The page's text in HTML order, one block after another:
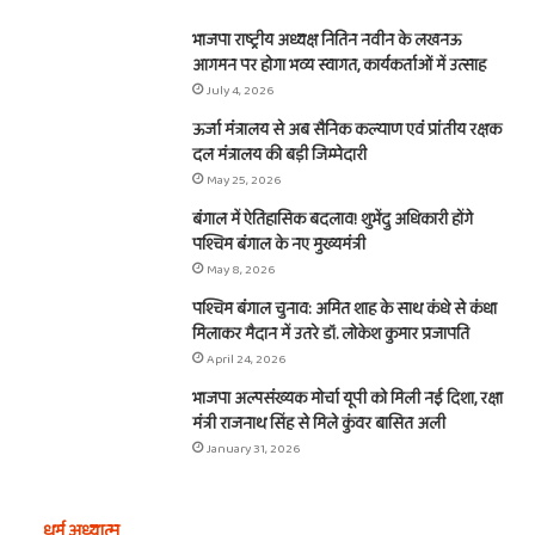
भाजपा राष्ट्रीय अध्यक्ष नितिन नवीन के लखनऊ
आगमन पर होगा भव्य स्वागत, कार्यकर्ताओं में उत्साह
July 4, 2026
ऊर्जा मंत्रालय से अब सैनिक कल्याण एवं प्रांतीय रक्षक
दल मंत्रालय की बड़ी जिम्मेदारी
May 25, 2026
बंगाल में ऐतिहासिक बदलाव! शुभेंदु अधिकारी होंगे
पश्चिम बंगाल के नए मुख्यमंत्री
May 8, 2026
पश्चिम बंगाल चुनाव: अमित शाह के साथ कंधे से कंधा
मिलाकर मैदान में उतरे डॉ. लोकेश कुमार प्रजापति
April 24, 2026
भाजपा अल्पसंख्यक मोर्चा यूपी को मिली नई दिशा, रक्षा
मंत्री राजनाथ सिंह से मिले कुंवर बासित अली
January 31, 2026